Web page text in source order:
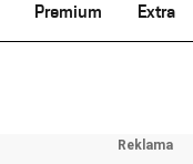
Premium Extra